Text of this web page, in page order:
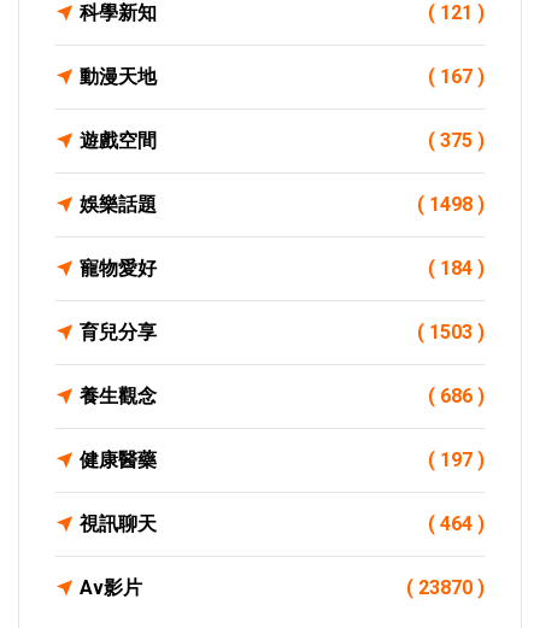
科學新知 ( 121 )
動漫天地 ( 167 )
遊戲空間 ( 375 )
娛樂話題 ( 1498 )
寵物愛好 ( 184 )
育兒分享 ( 1503 )
養生觀念 ( 686 )
健康醫藥 ( 197 )
視訊聊天 ( 464 )
Av影片 ( 23870 )